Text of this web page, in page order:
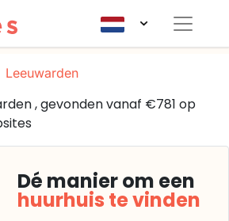
Leeuwarden
, gevonden vanaf €781 op
Dé manier om een
huurhuis te vinden